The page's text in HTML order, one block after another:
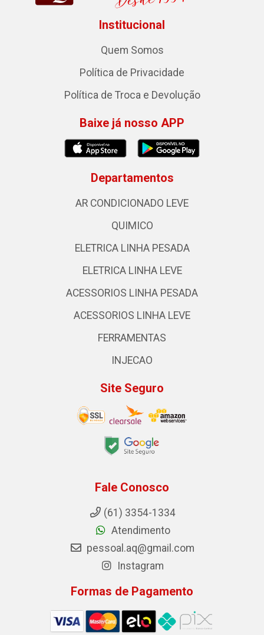
Institucional
Quem Somos
Política de Privacidade
Política de Troca e Devolução
Baixe já nosso APP
Departamentos
AR CONDICIONADO LEVE
QUIMICO
ELETRICA LINHA PESADA
ELETRICA LINHA LEVE
ACESSORIOS LINHA PESADA
ACESSORIOS LINHA LEVE
FERRAMENTAS
INJECAO
Site Seguro
Fale Conosco
(61) 3354-1334
Atendimento
pessoal.aq@gmail.com
Instagram
Formas de Pagamento